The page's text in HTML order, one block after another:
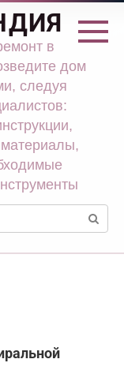
в
дом
следуя
материалы,